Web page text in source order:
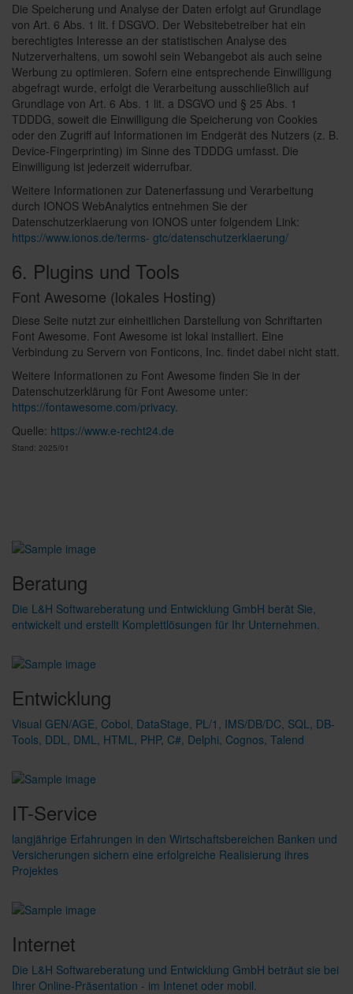
Die Speicherung und Analyse der Daten erfolgt auf Grundlage
von Art. 6 Abs. 1 lit. f DSGVO. Der Websitebetreiber hat ein
berechtigtes Interesse an der statistischen Analyse des
Nutzerverhaltens, um sowohl sein Webangebot als auch seine
Werbung zu optimieren. Sofern eine entsprechende Einwilligung
abgefragt wurde, erfolgt die Verarbeitung ausschließlich auf
Grundlage von Art. 6 Abs. 1 lit. a DSGVO und § 25 Abs. 1
TDDDG, soweit die Einwilligung die Speicherung von Cookies
oder den Zugriff auf Informationen im Endgerät des Nutzers (z. B.
Device-Fingerprinting) im Sinne des TDDDG umfasst. Die
Einwilligung ist jederzeit widerrufbar.
Weitere Informationen zur Datenerfassung und Verarbeitung
durch IONOS WebAnalytics entnehmen Sie der
Datenschutzerklaerung von IONOS unter folgendem Link:
https://www.ionos.de/terms- gtc/datenschutzerklaerung/
6. Plugins und Tools
Font Awesome (lokales Hosting)
Diese Seite nutzt zur einheitlichen Darstellung von Schriftarten
Font Awesome. Font Awesome ist lokal installiert. Eine
Verbindung zu Servern von Fonticons, Inc. findet dabei nicht statt.
Weitere Informationen zu Font Awesome finden Sie in der
Datenschutzerklärung für Font Awesome unter:
https://fontawesome.com/privacy.
Quelle: https://www.e-recht24.de
Stand: 2025/01
Beratung
Die L&H Softwareberatung und Entwicklung GmbH berät Sie,
entwickelt und erstellt Komplettlösungen für Ihr Unternehmen.
Entwicklung
Visual GEN/AGE, Cobol, DataStage, PL/1, IMS/DB/DC, SQL, DB-
Tools, DDL, DML, HTML, PHP, C#, Delphi, Cognos, Talend
IT-Service
langjährige Erfahrungen in den Wirtschaftsbereichen Banken und
Versicherungen sichern eine erfolgreiche Realisierung ihres
Projektes
Internet
Die L&H Softwareberatung und Entwicklung GmbH beträut sie bei
Ihrer Online-Präsentation - im Intenet oder mobil.